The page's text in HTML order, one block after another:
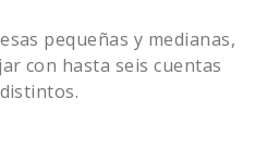
pequeñas y medianas,
con hasta seis cuentas